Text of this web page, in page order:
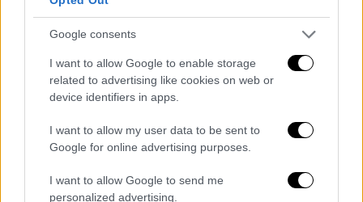
Google consents
I want to allow Google to enable storage
related to advertising like cookies on web or
device identifiers in apps.
I want to allow my user data to be sent to
Google for online advertising purposes.
I want to allow Google to send me
personalized advertising.
Στόχος της Μίνας Αρναούτη είναι να δείξει
την τεράστια σωματική βλάβη που έχει
υποστεί, ωστόσο το ποσό που αναμένεται να
λάβει ως αποζημίωσηθα είναι χαμηλότερο
από αυτό που ζητά. Ο δικηγόρος της Μίνας
Αρναούτη ανέφερε ότι αν η απόφαση που θα